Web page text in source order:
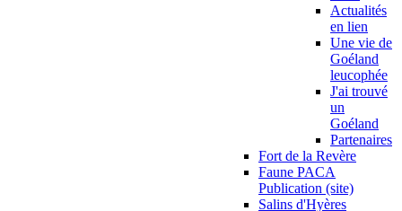
Actualités
en lien
Une vie de
Goéland
leucophée
J'ai trouvé
un
Goéland
Partenaires
Fort de la Revère
Faune PACA
Publication (site)
Salins d'Hyères